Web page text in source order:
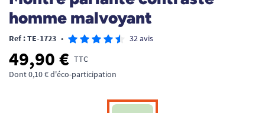
homme malvoyant
Ref : TE-1723 • 32 avis
49,90 € TTC
Dont 0,10 € d'éco-participation